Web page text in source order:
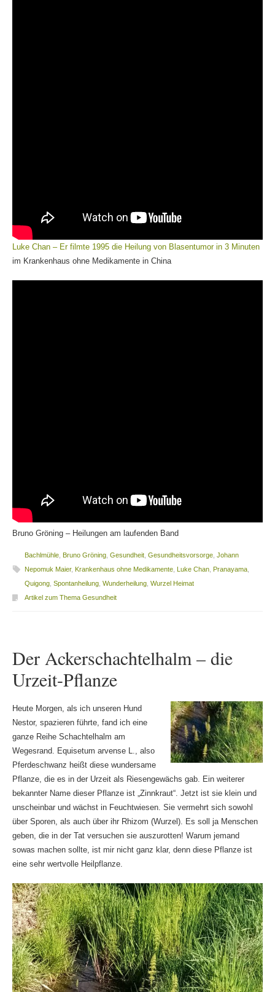
Luke Chan – Er filmte 1995 die Heilung von Blasentumor in 3 Minuten
im Krankenhaus ohne Medikamente in China
Bruno Gröning – Heilungen am laufenden Band
Bachlmühle, Bruno Gröning, Gesundheit, Gesundheitsvorsorge, Johann
Nepomuk Maier, Krankenhaus ohne Medikamente, Luke Chan, Pranayama,
Quigong, Spontanheilung, Wunderheilung, Wurzel Heimat
Artikel zum Thema Gesundheit
Der Ackerschachtelhalm – die
Urzeit-Pflanze
Heute Morgen, als ich unseren Hund
Nestor, spazieren führte, fand ich eine
ganze Reihe Schachtelhalm am
Wegesrand. Equisetum arvense L., also
Pferdeschwanz heißt diese wundersame
Pflanze, die es in der Urzeit als Riesengewächs gab. Ein weiterer
bekannter Name dieser Pflanze ist „Zinnkraut“. Jetzt ist sie klein und
unscheinbar und wächst in Feuchtwiesen. Sie vermehrt sich sowohl
über Sporen, als auch über ihr Rhizom (Wurzel). Es soll ja Menschen
geben, die in der Tat versuchen sie auszurotten! Warum jemand
sowas machen sollte, ist mir nicht ganz klar, denn diese Pflanze ist
eine sehr wertvolle Heilpflanze.